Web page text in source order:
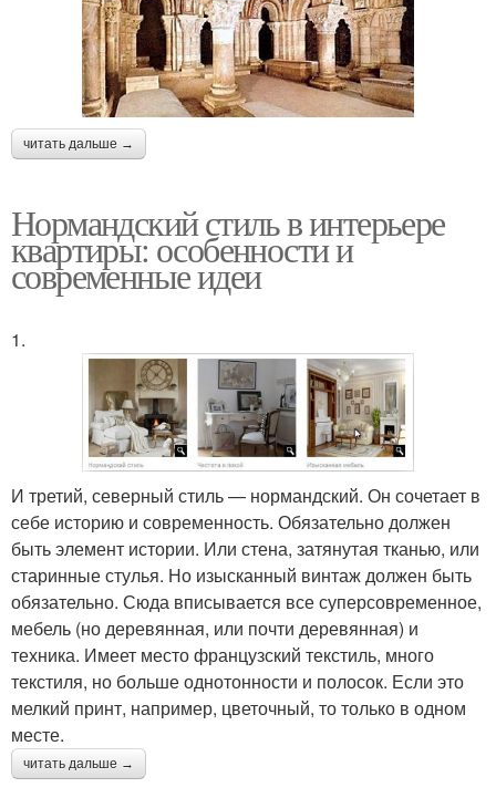
читать дальше →
Нормандский стиль в интерьере
квартиры: особенности и
современные идеи
1.
И третий, северный стиль — нормандский. Он сочетает в
себе историю и современность. Обязательно должен
быть элемент истории. Или стена, затянутая тканью, или
старинные стулья. Но изысканный винтаж должен быть
обязательно. Сюда вписывается все суперсовременное,
мебель (но деревянная, или почти деревянная) и
техника. Имеет место французский текстиль, много
текстиля, но больше однотонности и полосок. Если это
мелкий принт, например, цветочный, то только в одном
месте.
читать дальше →